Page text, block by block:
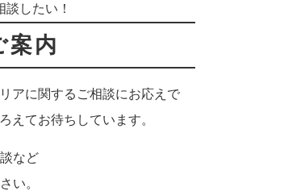
したい！
案内
アに関するご相談にお応えで
えてお待ちしています。
など
い。